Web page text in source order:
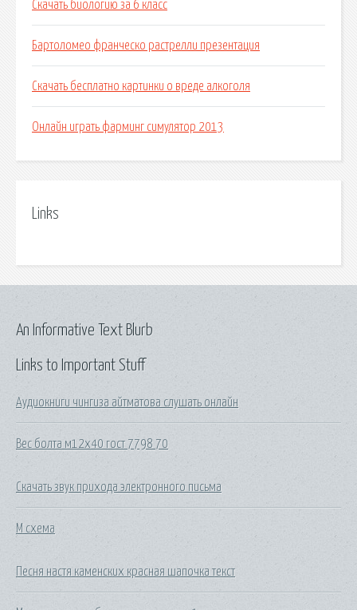
Скачать биологию за 6 класс
Бартоломео франческо растрелли презентация
Скачать бесплатно картинки о вреде алкоголя
Онлайн играть фарминг симулятор 2013
Links
Links to Important Stuff
Аудиокниги чингиза айтматова слушать онлайн
Вес болта м12х40 гост 7798 70
Скачать звук прихода электронного письма
М схема
Песня настя каменских красная шапочка текст
An Informative Text Blurb